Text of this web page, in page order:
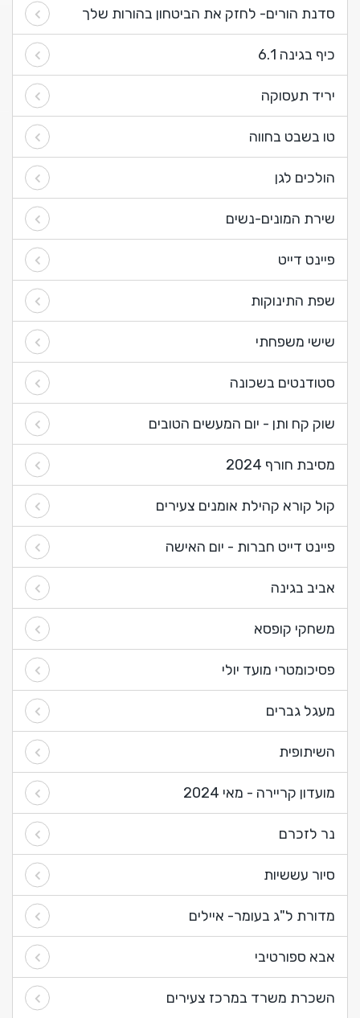
סדנת הורים- לחזק את הביטחון בהורות שלך
כיף בגינה 6.1
יריד תעסוקה
טו בשבט בחווה
הולכים לגן
שירת המונים-נשים
פיינט דייט
שפת התינוקות
שישי משפחתי
סטודנטים בשכונה
שוק קח ותן - יום המעשים הטובים
מסיבת חורף 2024
קול קורא קהילת אומנים צעירים
פיינט דייט חברות - יום האישה
אביב בגינה
משחקי קופסא
פסיכומטרי מועד יולי
מעגל גברים
השיתופית
מועדון קריירה - מאי 2024
נר לזכרם
סיור עששיות
מדורת ל"ג בעומר- איילים
אבא ספורטיבי
השכרת משרד במרכז צעירים